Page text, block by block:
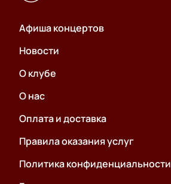
Афиша концертов
Новости
О клубе
О нас
Оплата и доставка
Правила оказания услуг
Политика конфиденциальности